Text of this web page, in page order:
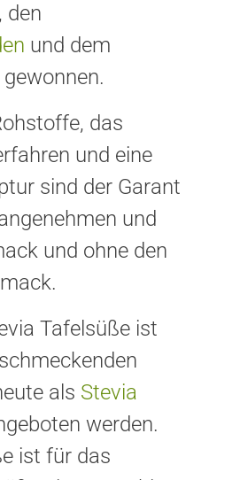
den
und dem
gewonnen.
das
und eine
sind der Garant
und
und ohne den
Tafelsüße ist
als Stevia
werden.
ist für das